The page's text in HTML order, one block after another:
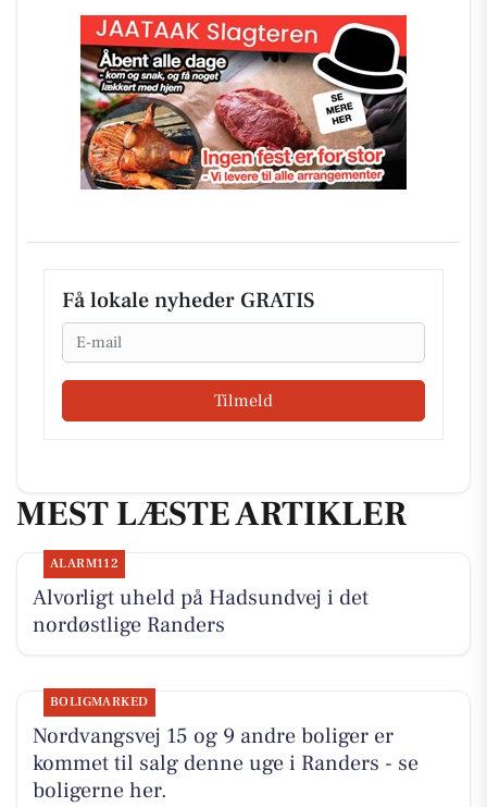
Få lokale nyheder GRATIS
Email
Tilmeld
MEST LÆSTE ARTIKLER
ALARM112
Alvorligt uheld på Hadsundvej i det
nordøstlige Randers
BOLIGMARKED
Nordvangsvej 15 og 9 andre boliger er
kommet til salg denne uge i Randers - se
boligerne her.